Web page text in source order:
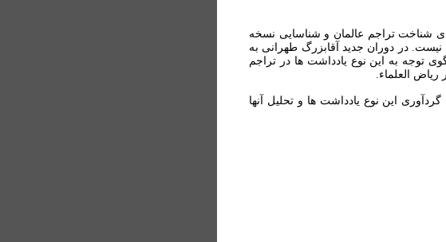
شناخت تراجم عالمان و شناسایی نسخه
نيست. در دوران جديد آقابزرگ طهرانی به
توجه به اين نوع يادداشت ها در تراجم
رياض العلماء.
اين نوع يادداشت ها و تحليل آنها